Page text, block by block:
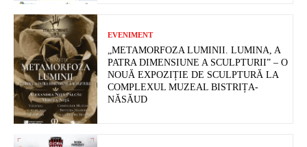
EVENIMENT
„METAMORFOZA LUMINII. LUMINA, A
PATRA DIMENSIUNE A SCULPTURII” – O
NOUĂ EXPOZIȚIE DE SCULPTURĂ LA
COMPLEXUL MUZEAL BISTRIȚA-
NĂSĂUD